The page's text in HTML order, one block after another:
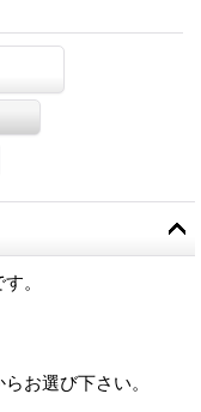
。
お選び下さい。